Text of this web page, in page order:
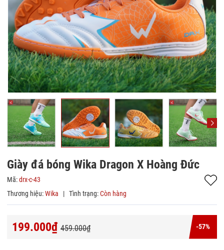
Giày đá bóng Wika Dragon X Hoàng Đức
Mã:drx-c-43
Thương hiệu:Wika | Tình trạng:Còn hàng
199.000₫ 459.000₫ -57%